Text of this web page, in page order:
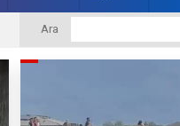
Ara